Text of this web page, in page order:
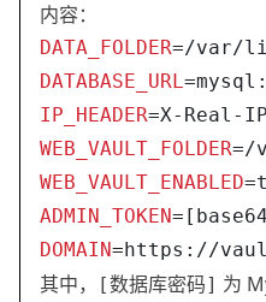
内容：
DATA_FOLDER=/var/
DATABASE_URL
IP_HEADER=X-Real-IP
WEB_VAULT_FOLDER=/
WEB_VAULT_ENABLED
ADMIN_TOKEN
DOMAIN=https://
其中， [数据库密码] 为